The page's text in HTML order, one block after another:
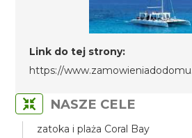
Link do tej strony:
https://
NASZE CELE
zatoka i plaża Coral Bay